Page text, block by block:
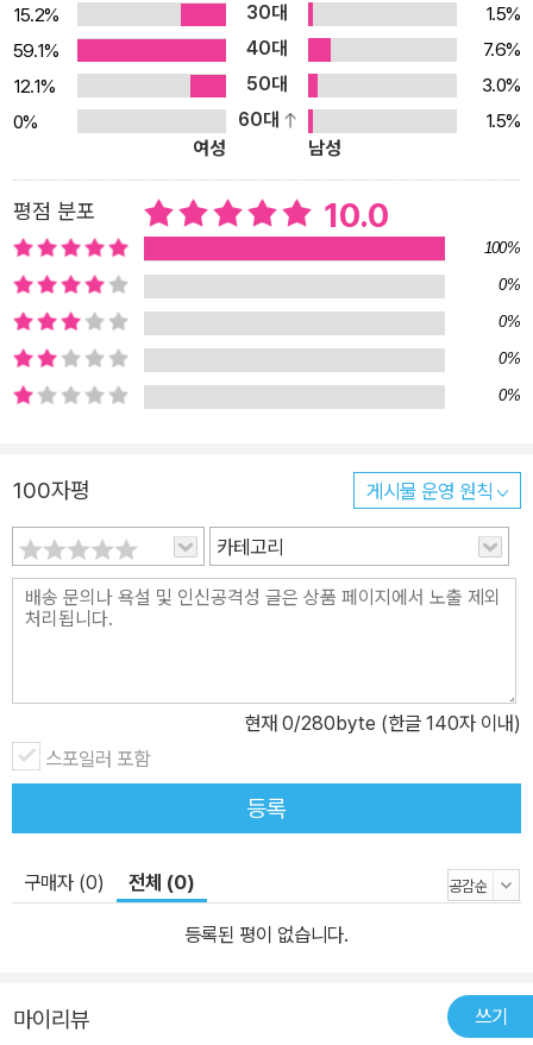
으로 삼은 수학자들처럼 수학을 하나의 예술로 느끼고 음미하게 된
다. 그뿐만 아니라 기쁨과 슬픔을 이겨내는 데 수학의 도움을 받을 수
도 있다. 수학의 눈과 수학의 마음으로 세상을 보게 되니까. 수학을 배
우는 모든 사람이 그렇게 될 수 있다면 얼마나 좋을까.” 수학에 상처
받지 않는 아이로 키우기 위한 연령별, 시기별 결정적 책들! “선생님,
저는 수학이 너무너무 무서워요. 아직도 수학 시험 보는 악몽에 시달
립니다. 제가 수포자라 아이를 잘 지도하지 못한 것 같아요.” 대한민
국에서 학창 시절을 보낸 이들 중 수학에 한 번도 상처받지 않은 사람
이 있을까. 수학을 배우며 받은 상처를 대물림하는 어른들은 점점 수
학과 멀어진다. 수학이 두려운 마음에, 우리 아이도 수학을 못할 것 같
아서 과잉 교육을 하거나 아예 포기해버리는 경우도 많다. 이 책에 등
장하는 사례 중, 한 엄마는 특성화고를 준비하던 아이가 갑자기 대학
직도 수학 시험 보는 꿈을 꾼다는 이 엄마는 그런 악몽을 아이가 꾸지
기』를 추천했다. 수학에 대한 트라우마를 조금이라도 치유했으면 하
는 마음에서. 수학 공부는 즐겁고 재미있는 것이라는 정서를 심어주
는 게 중요하다. 이 책의 가장 큰 분량을 차지하는 첫 파트가 미취학
다. 수학이라는 세계에 접근하는 4단계라고 봐도 무방하다. 수 개념
부터 수의 성질, 분수, 도형, 시간, 논리, 어휘 등 수학에 대한 기초 공
사를 다진다. 수학에 호기심을 키워야 하는 미취학 아동에게는 숫자
와 친숙해지는 책을 소개한다. “어떤 아이든 수를 세고 숫자를 익히기
같이 읽으며 수를 익히게 하지만, 그 전에 수를 이미지로 보여줘야 한
히 초등수학은 진도만 나가면 안 된다고 당부한다. “몸에 개념을 새기
몸으로 익혀야 단단하게 자리 잡힌다. 이를테면 일정한 규칙에 따라
15.2%
30대
1.5%
59.1%
40대
7.6%
12.1%
50대
3.0%
0%
60대
1.5%
여성
남성
평점 분포 10.0
100%
0%
0%
0%
0%
100자평 게시물 운영 원칙
카테고리
현재 0/280byte (한글 140자 이내)
스포일러 포함
등록
구매자 (0) 전체 (0)
등록된 평이 없습니다.
마이리뷰 쓰기